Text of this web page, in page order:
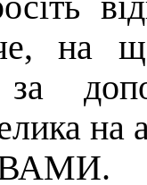
на
на